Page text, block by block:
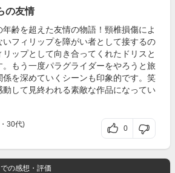
の友情
齢を超えた友情の物語！頸椎損傷によ
いフィリップを障がい者として接するの
ップとして向き合ってくれたドリスと
もう一度パラグライダーをやろうと旅
を深めていくシーンも印象的です。笑
動して見終われる素敵な作品になってい
30代)
0
での感想・評価